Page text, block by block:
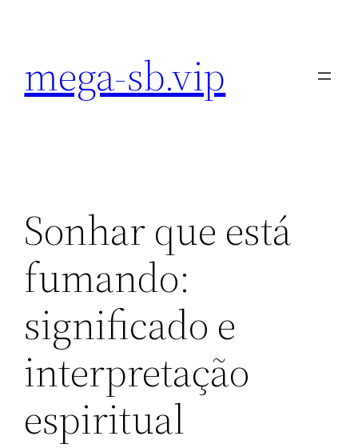
conteúdo
mega-sb.vip
Sonhar que está
fumando:
significado e
interpretação
espiritual